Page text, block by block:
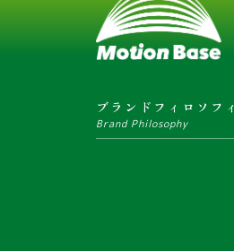
ブランドフィロソフィ
Brand Philosophy